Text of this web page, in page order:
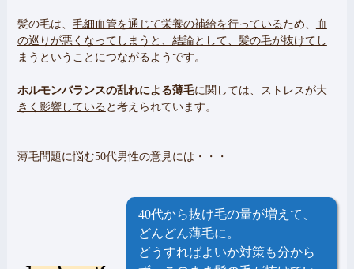
髪の毛は、 毛細血管を通じて栄養の補給を行っているため、
血
の巡りが悪くなってしまうと、結論として、髪の毛が抜けてし
まうということにつながる ようです。
ホルモンバランスの乱れによる薄毛に関しては、
ストレスが大
きく影響している と考えられています。
薄毛問題に悩む50代男性の意見には・・・
40代から抜け毛の量が増えて、
どんどん薄毛に。
どうすればよいか対策も分から